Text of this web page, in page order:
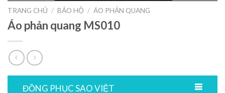
TRANG CHỦ / BẢO HỘ / ÁO PHẢN QUANG
Áo phản quang MS010
ĐỒNG PHỤC SAO VIỆT